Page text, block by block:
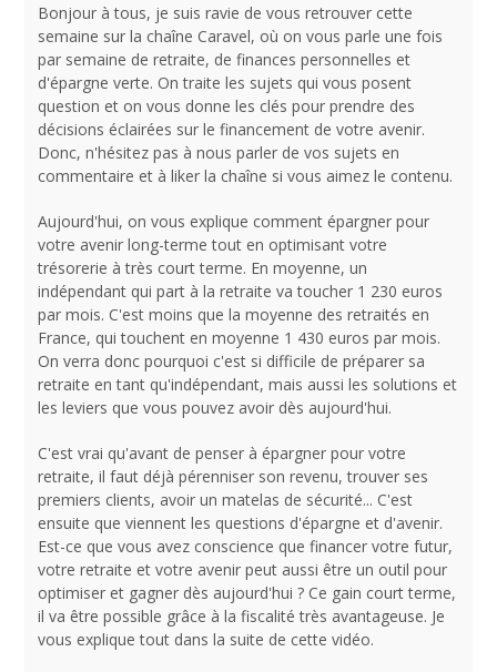
Bonjour à tous, je suis ravie de vous retrouver cette
semaine sur la chaîne Caravel, où on vous parle une fois
par semaine de retraite, de finances personnelles et
d'épargne verte. On traite les sujets qui vous posent
question et on vous donne les clés pour prendre des
décisions éclairées sur le financement de votre avenir.
Donc, n'hésitez pas à nous parler de vos sujets en
commentaire et à liker la chaîne si vous aimez le contenu.
Aujourd'hui, on vous explique comment épargner pour
votre avenir long-terme tout en optimisant votre
trésorerie à très court terme. En moyenne, un
indépendant qui part à la retraite va toucher 1 230 euros
par mois. C'est moins que la moyenne des retraités en
France, qui touchent en moyenne 1 430 euros par mois.
On verra donc pourquoi c'est si difficile de préparer sa
retraite en tant qu'indépendant, mais aussi les solutions et
les leviers que vous pouvez avoir dès aujourd'hui.
C'est vrai qu'avant de penser à épargner pour votre
retraite, il faut déjà pérenniser son revenu, trouver ses
premiers clients, avoir un matelas de sécurité... C'est
ensuite que viennent les questions d'épargne et d'avenir.
Est-ce que vous avez conscience que financer votre futur,
votre retraite et votre avenir peut aussi être un outil pour
optimiser et gagner dès aujourd'hui ? Ce gain court terme,
il va être possible grâce à la fiscalité très avantageuse. Je
vous explique tout dans la suite de cette vidéo.